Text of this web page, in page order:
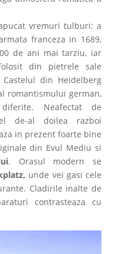
vremuri tulburi: a
franceza in 1689,
de ani mai tarziu, iar
din pietrele sale
din Heidelberg
romantismului german,
Neafectat de
de-al doilea razboi
in prezent foarte bine
din Evul Mediu si
. Orasul modern se
unde vei gasi cele
Cladirile inalte de
contrasteaza cu